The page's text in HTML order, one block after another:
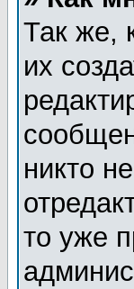
Так же,
их
никто
то уже